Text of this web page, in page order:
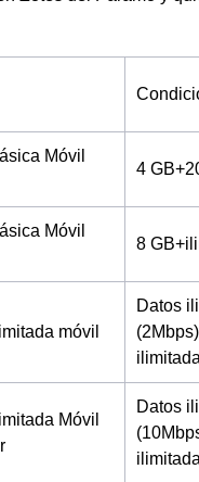
Móvil
4
Móvil
8
móvil
Datos
Móvil
Datos